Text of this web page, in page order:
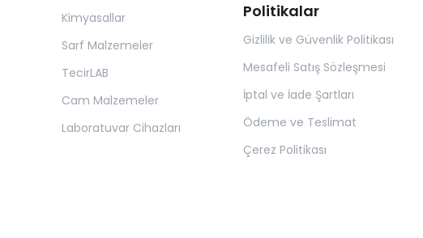
Kimyasallar
Sarf Malzemeler
TecirLAB
Cam Malzemeler
Laboratuvar Cihazları
Politikalar
Gizlilik ve Güvenlik Politikası
Mesafeli Satış Sözleşmesi
İptal ve İade Şartları
Ödeme ve Teslimat
Çerez Politikası